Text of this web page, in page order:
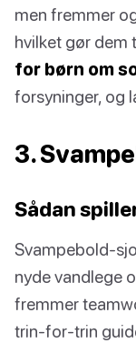
men fremmer
hvilket gør dem
for børn om
forsyninger, og
3.
Sådan
Svampebold-
nyde vandlege
fremmer
trin-for-trin